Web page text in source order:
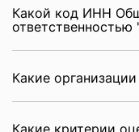
Какой код ИНН
ответственностью
Какие
Какие критерии